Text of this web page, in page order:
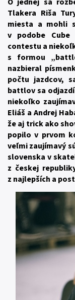
Tlakera Riša
miesta a mohli
v podobe
contestu a
s formou
nazbieral
počtu jazdcov,
battlov sa
niekoľko
Eliáš a Andrej
že aj trick ako
popilo v prvom
veľmi zaujímavý
slovenska v
z českej
z najlepších a